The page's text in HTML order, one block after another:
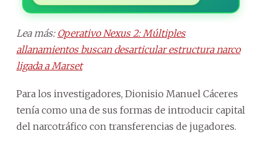
Lea más: Operativo Nexus 2: Múltiples
allanamientos buscan desarticular estructura narco
ligada a Marset
Para los investigadores, Dionisio Manuel Cáceres
tenía como una de sus formas de introducir capital
del narcotráfico con transferencias de jugadores.